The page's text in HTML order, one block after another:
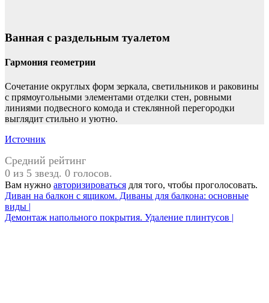
Ванная с раздельным туалетом
Гармония геометрии
Сочетание округлых форм зеркала, светильников и раковины
с прямоугольными элементами отделки стен, ровными
линиями подвесного комода и стеклянной перегородки
выглядит стильно и уютно.
Источник
Средний рейтинг
0 из 5 звезд. 0 голосов.
Вам нужно авторизироваться для того, чтобы проголосовать.
Навигация
по
Диван на балкон с ящиком. Диваны для балкона: основные
виды |
Демонтаж напольного покрытия. Удаление плинтусов |